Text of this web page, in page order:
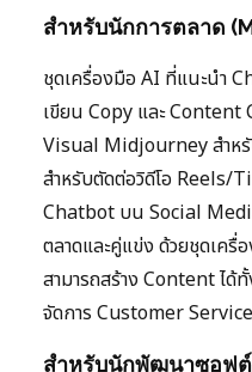
สำหรับนักการตลาด
ชุดเครื่องมือ AI ที่แนะนำ
เขียน Copy และ
Visual Midjourney สำห
สำหรับตัดต่อวิดีโอ Reels/
Chatbot บน Social
ตลาดและคู่แข่ง ด้วยชุดเค
สามารถสร้าง Content ไ
จัดการ Customer
สำหรับนักพัฒนาซอฟ